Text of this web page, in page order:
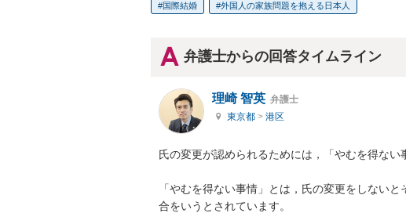
国際結婚 外国人の家族問題を抱える日本人
弁護士からの回答タイムライン
理崎 智英 弁護士
東京都 > 港区
氏の変更が認められるためには，「やむを得ない
「やむを得ない事情」とは，氏の変更をしない
合をいうとされています。